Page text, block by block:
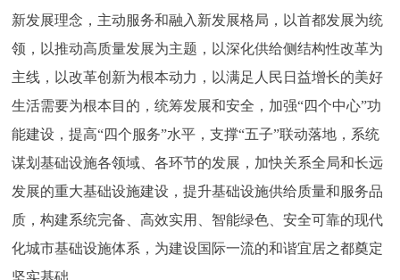
新发展理念，主动服务和融入新发展格局，以首都发展为统
领，以推动高质量发展为主题，以深化供给侧结构性改革为
主线，以改革创新为根本动力，以满足人民日益增长的美好
生活需要为根本目的，统筹发展和安全，加强“四个中心”功
能建设，提高“四个服务”水平，支撑“五子”联动落地，系统
谋划基础设施各领域、各环节的发展，加快关系全局和长远
发展的重大基础设施建设，提升基础设施供给质量和服务品
质，构建系统完备、高效实用、智能绿色、安全可靠的现代
化城市基础设施体系，为建设国际一流的和谐宜居之都奠定
坚实基础。